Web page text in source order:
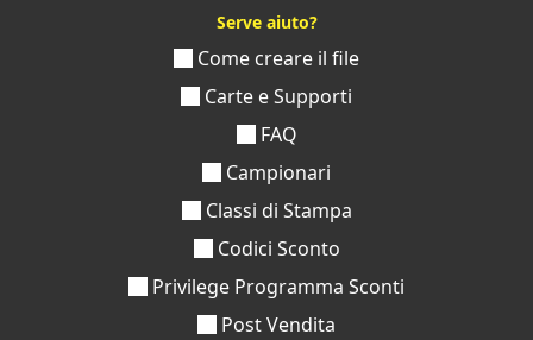
Serve aiuto?
Come creare il file
Carte e Supporti
FAQ
Campionari
Classi di Stampa
Codici Sconto
Privilege Programma Sconti
Post Vendita